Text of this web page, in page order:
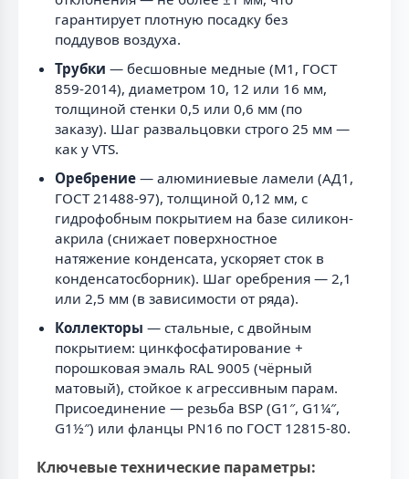
гарантирует плотную посадку без
поддувов воздуха.
Трубки — бесшовные медные (М1, ГОСТ
859-2014), диаметром 10, 12 или 16 мм,
толщиной стенки 0,5 или 0,6 мм (по
заказу). Шаг развальцовки строго 25 мм —
как у VTS.
Оребрение — алюминиевые ламели (АД1,
ГОСТ 21488-97), толщиной 0,12 мм, с
гидрофобным покрытием на базе силикон-
акрила (снижает поверхностное
натяжение конденсата, ускоряет сток в
конденсатосборник). Шаг оребрения — 2,1
или 2,5 мм (в зависимости от ряда).
Коллекторы — стальные, с двойным
покрытием: цинкфосфатирование +
порошковая эмаль RAL 9005 (чёрный
матовый), стойкое к агрессивным парам.
Присоединение — резьба BSP (G1″, G1¼″,
G1½″) или фланцы PN16 по ГОСТ 12815-80.
Ключевые технические параметры: